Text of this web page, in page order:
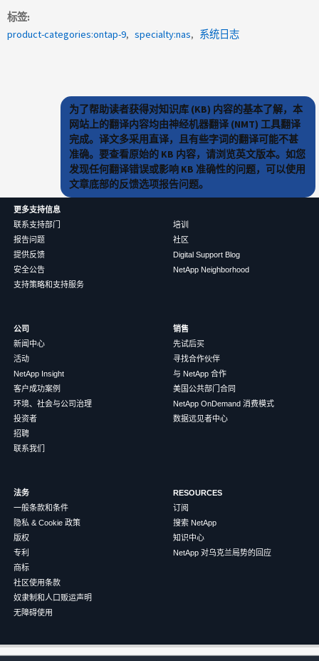
标签
product-categories:ontap-9
specialty:nas 系统日志
为了帮助读者获得对知识库 (KB) 内容的基本了解，本
网站上的翻译内容均由神经机器翻译 (NMT) 工具翻译
完成。译文多采用直译，且有些字词的翻译可能不甚
准确。要查看原始的 KB 内容，请浏览英文版本。如您
发现任何翻译错误或影响 KB 准确性的问题，可以使用
文章底部的反馈选项报告问题。
更多支持信息
联系支持部门
报告问题
提供反馈
安全公告
支持策略和支持服务
培训
社区
Digital Support Blog
NetApp Neighborhood
公司
新闻中心
活动
NetApp Insight
客户成功案例
环境、社会与公司治理
投资者
招聘
联系我们
销售
先试后买
寻找合作伙伴
与 NetApp 合作
美国公共部门合同
NetApp OnDemand 消费模式
数据远见者中心
法务
一般条款和条件
隐私 & Cookie 政策
版权
专利
商标
社区使用条款
奴隶制和人口贩运声明
无障碍使用
RESOURCES
订阅
搜索 NetApp
知识中心
NetApp 对乌克兰局势的回应